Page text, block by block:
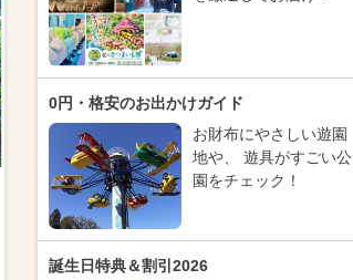
0円・格安のお出かけガイド
お財布にやさしい遊園
地や、 遊具がすごい公
園をチェック！
誕生日特典＆割引2026